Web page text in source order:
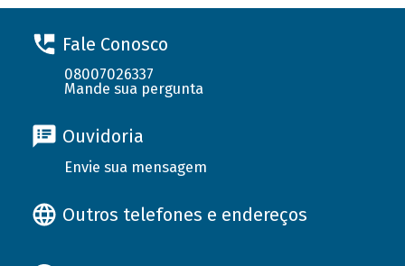
Fale Conosco
08007026337
Mande sua pergunta
Ouvidoria
Envie sua mensagem
Outros telefones e endereços